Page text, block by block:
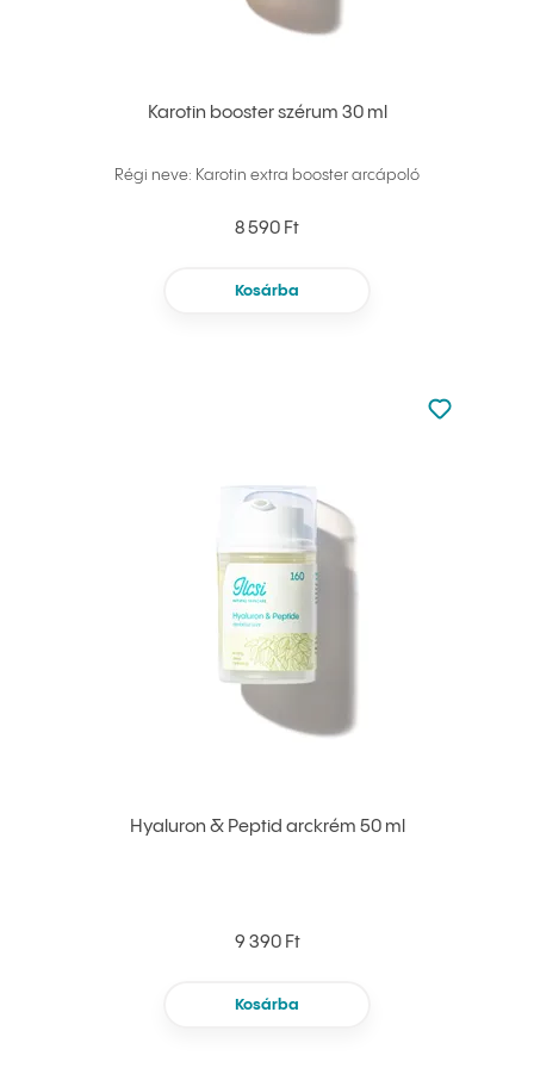
Karotin booster szérum 30 ml
Régi neve: Karotin extra booster arcápoló
8 590 Ft
Kosárba
Hyaluron & Peptid arckrém 50 ml
9 390 Ft
Kosárba
Nincsen
Hozzáadás